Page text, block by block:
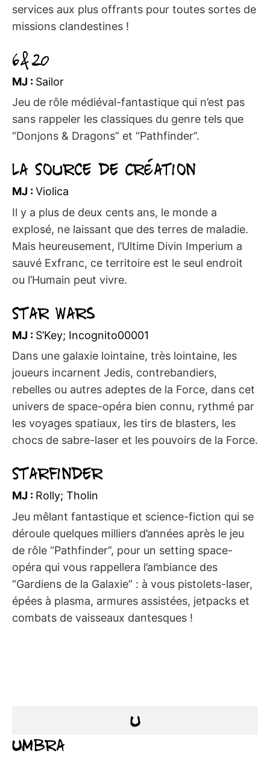
services aux plus offrants pour toutes sortes de
missions clandestines !
6&20
MJ : Sailor
Jeu de rôle médiéval-fantastique qui n’est pas
sans rappeler les classiques du genre tels que
“Donjons & Dragons” et “Pathfinder”.
La Source de Création
MJ :Violica
Il y a plus de deux cents ans, le monde a
explosé, ne laissant que des terres de maladie.
Mais heureusement, l’Ultime Divin Imperium a
sauvé Exfranc, ce territoire est le seul endroit
ou l’Humain peut vivre.
Star Wars
MJ : S’Key; Incognito00001
Dans une galaxie lointaine, très lointaine, les
joueurs incarnent Jedis, contrebandiers,
rebelles ou autres adeptes de la Force, dans cet
univers de space-opéra bien connu, rythmé par
les voyages spatiaux, les tirs de blasters, les
chocs de sabre-laser et les pouvoirs de la Force.
Starfinder
MJ : Rolly; Tholin
Jeu mêlant fantastique et science-fiction qui se
déroule quelques milliers d’années après le jeu
de rôle “Pathfinder”, pour un setting space-
opéra qui vous rappellera l’ambiance des
“Gardiens de la Galaxie” : à vous pistolets-laser,
épées à plasma, armures assistées, jetpacks et
combats de vaisseaux dantesques !
U
Umbra